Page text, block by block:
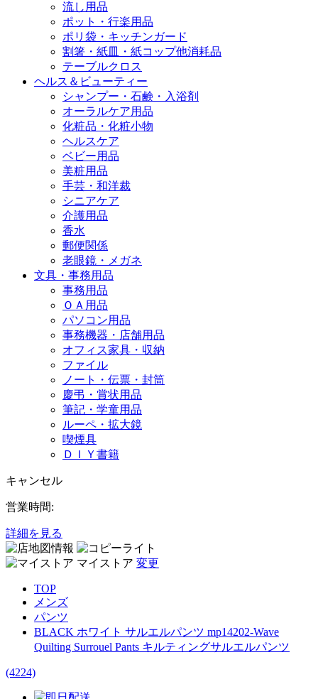
流し用品
ポット・行楽用品
ポリ袋・キッチンガード
割箸・紙皿・紙コップ他消耗品
テーブルクロス
ヘルス＆ビューティー
シャンプー・石鹸・入浴剤
オーラルケア用品
化粧品・化粧小物
ヘルスケア
ベビー用品
美粧用品
手芸・和洋裁
シニアケア
介護用品
香水
郵便関係
老眼鏡・メガネ
文具・事務用品
事務用品
ＯＡ用品
パソコン用品
事務機器・店舗用品
オフィス家具・収納
ファイル
ノート・伝票・封筒
慶弔・賞状用品
筆記・学童用品
ルーペ・拡大鏡
喫煙具
ＤＩＹ書籍
キャンセル
営業時間:
詳細を見る
マイストア 変更
TOP
メンズ
パンツ
BLACK ホワイト サルエルパンツ mp14202-Wave
Quilting Surrouel Pants キルティングサルエルパンツ
(4224)